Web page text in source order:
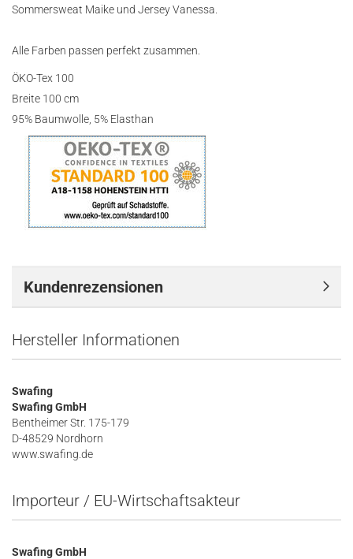
Sommersweat Maike und Jersey Vanessa.
Alle Farben passen perfekt zusammen.
ÖKO-Tex 100
Breite 100 cm
95% Baumwolle, 5% Elasthan
Kundenrezensionen
Hersteller Informationen
Swafing
Swafing GmbH
Bentheimer Str. 175-179
D-48529 Nordhorn
www.swafing.de
Importeur / EU-Wirtschaftsakteur
Swafing GmbH